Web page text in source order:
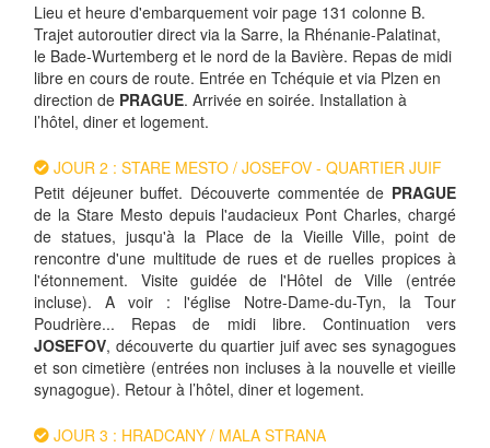
Lieu et heure d'embarquement voir page 131 colonne B.
Trajet autoroutier direct via la Sarre, la Rhénanie-Palatinat,
le Bade-Wurtemberg et le nord de la Bavière. Repas de midi
libre en cours de route. Entrée en Tchéquie et via Plzen en
direction de PRAGUE. Arrivée en soirée. Installation à
l’hôtel, diner et logement.
JOUR 2 : STARE MESTO / JOSEFOV - QUARTIER JUIF
Petit déjeuner buffet. Découverte commentée de PRAGUE
de la Stare Mesto depuis l'audacieux Pont Charles, chargé
de statues, jusqu'à la Place de la Vieille Ville, point de
rencontre d'une multitude de rues et de ruelles propices à
l'étonnement. Visite guidée de l'Hôtel de Ville (entrée
incluse). A voir : l'église Notre-Dame-du-Tyn, la Tour
Poudrière... Repas de midi libre. Continuation vers
JOSEFOV, découverte du quartier juif avec ses synagogues
et son cimetière (entrées non incluses à la nouvelle et vieille
synagogue). Retour à l’hôtel, diner et logement.
JOUR 3 : HRADCANY / MALA STRANA